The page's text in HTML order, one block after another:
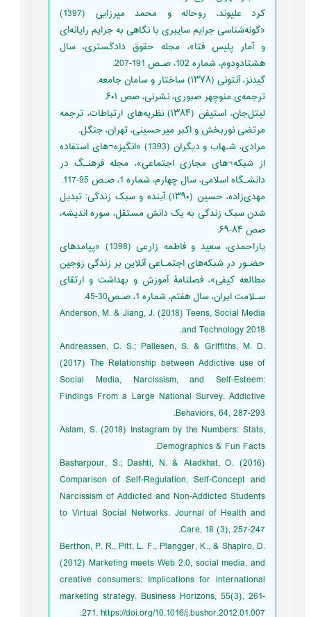
کرد علیوند، روحاله و محمد میرزایی (1397)
«گونه‌شناسی جرایم سایبری با نگاهی به جرایم رایانه‌ای
و آمار پلیس فتا»، مجله حقوق دادگستری، سال
هشتادودوم، شماره 102، صـص 191-207.
گیدنز، آنتونی (۱۳۷۸) ساختار و سامان جامعه.
ترجمه‌ی منوچهر صبوری، نشرنی، صص ۶۰۱.
لیتل‌جان، استیفن (۱۳۸۴) نظریه‌های ارتباطات، ترجمه
مرتضی نوربخش و اکبر میرحسینی، تهران، جنگل.
مرادی، شـهاب و دیگران (1393) «انگیزه¬های استفاده
از شبکه¬های مجازی اجتماعی»، مجله فرهنـگ در
دانشـگاه اسلامی، سال چهارم، شماره 1، صـص 95-117.
مهدی‌زاده، حسین (۱۳۹۰) آینده و سبک زندگی: تبدیل
شدن سبک زندگی به یک دانش مستقل، سوره اندیشه،
صص ۸۴-۶۹.
یاراحمدی، سعید و فاطمه زارعی (1398) «پیامدهای
حضـور در شبکه‌های اجتمـاعی آنلاین بر زندگی زوجین
مطالعه کیفی»، فصلنامۀ آموزش و بهداشت و ارتقای
سـلامت ایران، سال هفتم، شماره 1، صـص30-45.
Anderson, M. & Jiang, J. (2018) Teens, Social Media
and Technology 2018.
Andreassen, C. S.; Pallesen, S. & Griffiths, M. D.
(2017) The Relationship between Addictive use of
Social Media, Narcissism, and Self-Esteem:
Findings From a Large National Survey. Addictive
Behaviors, 64, 287-293.
Aslam, S. (2018) Instagram by the Numbers: Stats,
Demographics & Fun Facts.
Basharpour, S.; Dashti, N. & Atadkhat, O. (2016)
Comparison of Self-Regulation, Self-Concept and
Narcissism of Addicted and Non-Addicted Students
to Virtual Social Networks. Journal of Health and
Care, 18 (3), 257-247.
Berthon, P. R., Pitt, L. F., Plangger, K., & Shapiro, D.
(2012) Marketing meets Web 2.0, social media, and
creative consumers: Implications for international
marketing strategy. Business Horizons, 55(3), 261-
271. https://doi.org/10.1016/j.bushor.2012.01.007.